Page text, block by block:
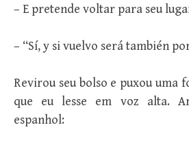
– E pretende voltar para seu
– “Sí, y si vuelvo será también
Revirou seu bolso e puxou uma
que eu lesse em voz alta.
espanhol: